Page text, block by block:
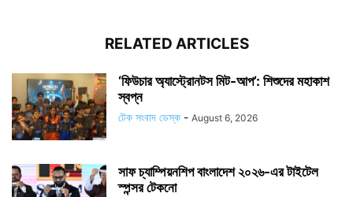
RELATED ARTICLES
‘ফিউচার অ্যাস্ট্রোনটস মিট-আপ’: শিশুদের মহাকাশ
স্বপ্ন
টেক সংবাদ ডেস্ক - August 6, 2026
সাফ চ্যাম্পিয়নশিপ বাংলাদেশ ২০২৬-এর টাইটেল
স্পন্সর টেকনো